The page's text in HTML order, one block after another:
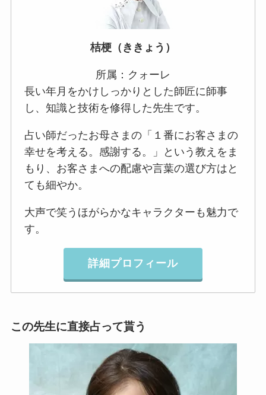
桔梗（ききょう）
所属：クォーレ
長い年月をかけしっかりとした師匠に師事
し、知識と技術を修得した先生です。
占い師だったお母さまの「１番にお客さまの
幸せを考える。感謝する。」という教えをま
もり、お客さまへの配慮や言葉の選び方はと
ても細やか。
大声で笑うほがらかなキャラクターも魅力で
す。
詳細プロフィール
この先生に直接占って貰う